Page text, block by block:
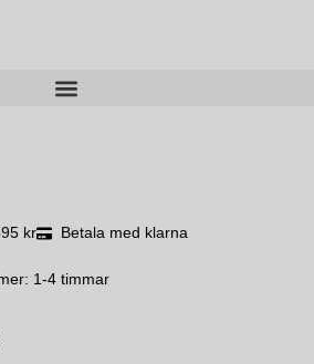
kr Betala med klarna
1-4 timmar